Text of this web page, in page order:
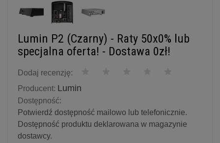
Lumin P2 (Czarny) - Raty 50x0% lub
specjalna oferta! - Dostawa 0zł!
Dodaj recenzję:
Producent: Lumin
Dostępność:
Potwierdź dostępność mailowo lub telefonicznie.
Dostępność produktu deklarowana w magazynie
dostawcy.